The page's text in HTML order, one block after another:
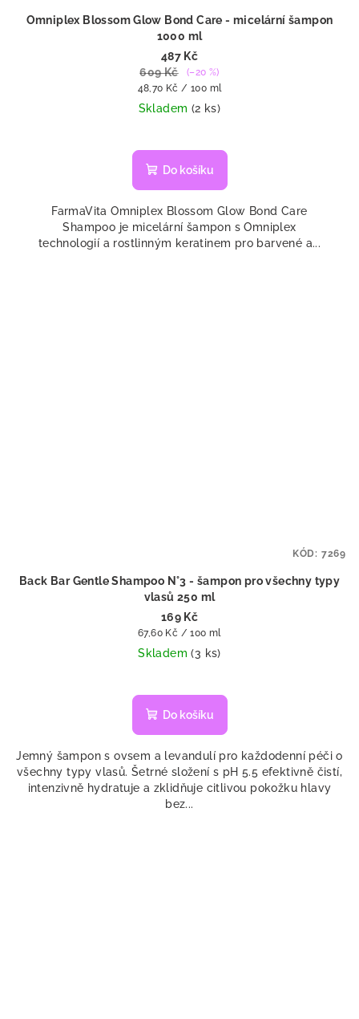
Omniplex Blossom Glow Bond Care - micelární šampon
1000 ml
487 Kč
609 Kč
(–20 %)
Měrná
cena:
48,70 Kč / 100 ml
Skladem (2 ks)
Do košíku
FarmaVita Omniplex Blossom Glow Bond Care
Shampoo je micelární šampon s Omniplex
technologií a rostlinným keratinem pro barvené a...
Back Bar Gentle Shampoo N°3 - šampon pro všechny typy
vlasů 250 ml
169 Kč
Měrná
cena:
67,60 Kč / 100 ml
Skladem(3 ks)
Do košíku
Jemný šampon s ovsem a levandulí pro každodenní péči o
všechny typy vlasů. Šetrné složení s pH 5.5 efektivně čistí,
intenzivně hydratuje a zklidňuje citlivou pokožku hlavy
bez...
KÓD: 7269